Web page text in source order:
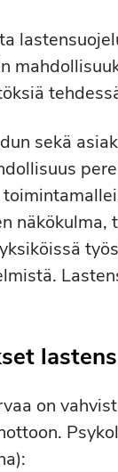
sekä
on